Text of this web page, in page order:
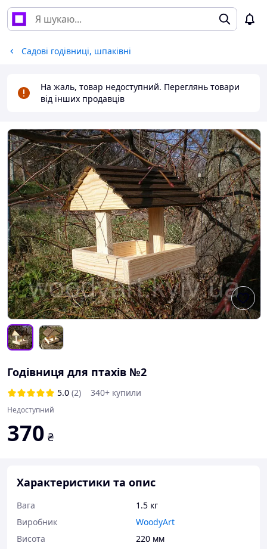
Садові годівниці, шпаківні
На жаль, товар недоступний. Переглянь товари
від інших продавців
Годівниця для птахів №2
5.0 (2) 340+ купили
Недоступний
370 ₴
Характеристики та опис
Вага
1.5 кг
Виробник
WoodyArt
Висота
220 мм